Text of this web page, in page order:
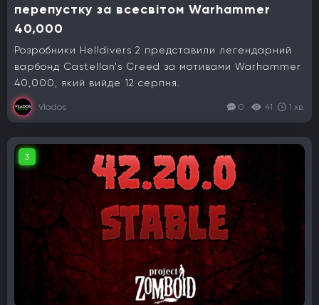
перепустку за всесвітом Warhammer
40,000
Розробники Helldivers 2 представили легендарний
варбонд Castellan's Creed за мотивами Warhammer
40,000, який вийде 12 серпня.
Vlados 0 41 1 хв.
3